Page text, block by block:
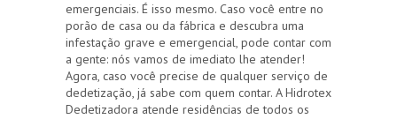
emergenciais. É isso mesmo. Caso você entre no
porão de casa ou da fábrica e descubra uma
infestação grave e emergencial, pode contar com
a gente: nós vamos de imediato lhe atender!
Agora, caso você precise de qualquer serviço de
dedetização, já sabe com quem contar. A Hidrotex
Dedetizadora atende residências de todos os